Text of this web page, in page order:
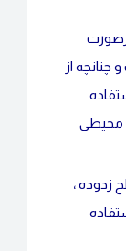
48 ساعت و چنانچه از
شرایط محیطی
زدوده ،